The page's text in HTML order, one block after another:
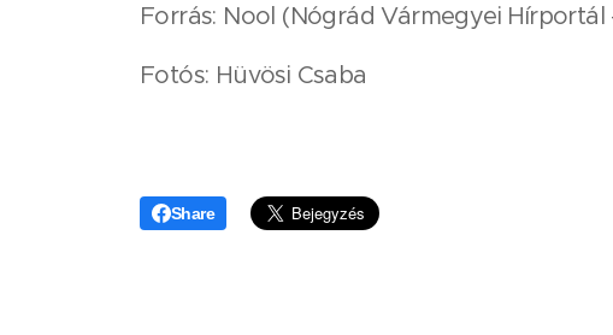
Forrás: Nool (Nógrád Vármegyei Hírportál
Fotós: Hüvösi Csaba
Share